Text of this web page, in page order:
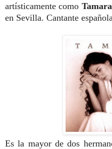
artísticamente como Tamara
en Sevilla. Cantante
Es la mayor de dos